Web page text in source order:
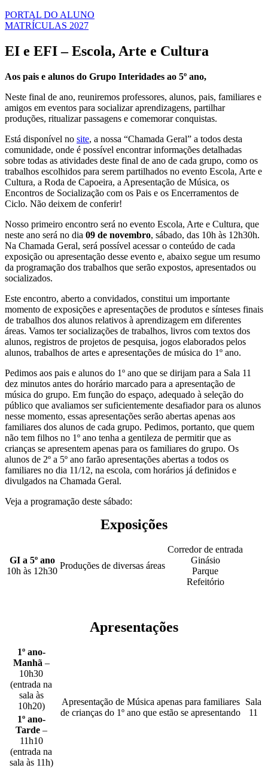
PORTAL DO ALUNO
MATRÍCULAS 2027
EI e EFI – Escola, Arte e Cultura
Aos pais e alunos do Grupo Interidades ao 5º ano,
Neste final de ano, reuniremos professores, alunos, pais, familiares e
amigos em eventos para socializar aprendizagens, partilhar
produções, ritualizar passagens e comemorar conquistas.
Está disponível no site, a nossa “Chamada Geral” a todos desta
comunidade, onde é possível encontrar informações detalhadas
sobre todas as atividades deste final de ano de cada grupo, como os
trabalhos escolhidos para serem partilhados no evento Escola, Arte e
Cultura, a Roda de Capoeira, a Apresentação de Música, os
Encontros de Socialização com os Pais e os Encerramentos de
Ciclo. Não deixem de conferir!
Nosso primeiro encontro será no evento Escola, Arte e Cultura, que
neste ano será no dia 09 de novembro, sábado, das 10h às 12h30h.
Na Chamada Geral, será possível acessar o conteúdo de cada
exposição ou apresentação desse evento e, abaixo segue um resumo
da programação dos trabalhos que serão expostos, apresentados ou
socializados.
Este encontro, aberto a convidados, constitui um importante
momento de exposições e apresentações de produtos e sínteses finais
de trabalhos dos alunos relativos à aprendizagem em diferentes
áreas. Vamos ter socializações de trabalhos, livros com textos dos
alunos, registros de projetos de pesquisa, jogos elaborados pelos
alunos, trabalhos de artes e apresentações de música do 1º ano.
Pedimos aos pais e alunos do 1º ano que se dirijam para a Sala 11
dez minutos antes do horário marcado para a apresentação de
música do grupo. Em função do espaço, adequado à seleção do
público que avaliamos ser suficientemente desafiador para os alunos
nesse momento, essas apresentações serão abertas apenas aos
familiares dos alunos de cada grupo. Pedimos, portanto, que quem
não tem filhos no 1º ano tenha a gentileza de permitir que as
crianças se apresentem apenas para os familiares do grupo. Os
alunos de 2º a 5º ano farão apresentações abertas a todos os
familiares no dia 11/12, na escola, com horários já definidos e
divulgados na Chamada Geral.
Veja a programação deste sábado:
Exposições
GI a 5º ano
10h às 12h30
Produções de diversas áreas
Corredor de entrada
Ginásio
Parque
Refeitório
Apresentações
1º ano-
Manhã –
10h30
(entrada na
sala às
10h20)
Apresentação de Música apenas para familiares
de crianças do 1º ano que estão se apresentando
Sala
11
1º ano-
Tarde–
11h10
(entrada na
sala às 11h)